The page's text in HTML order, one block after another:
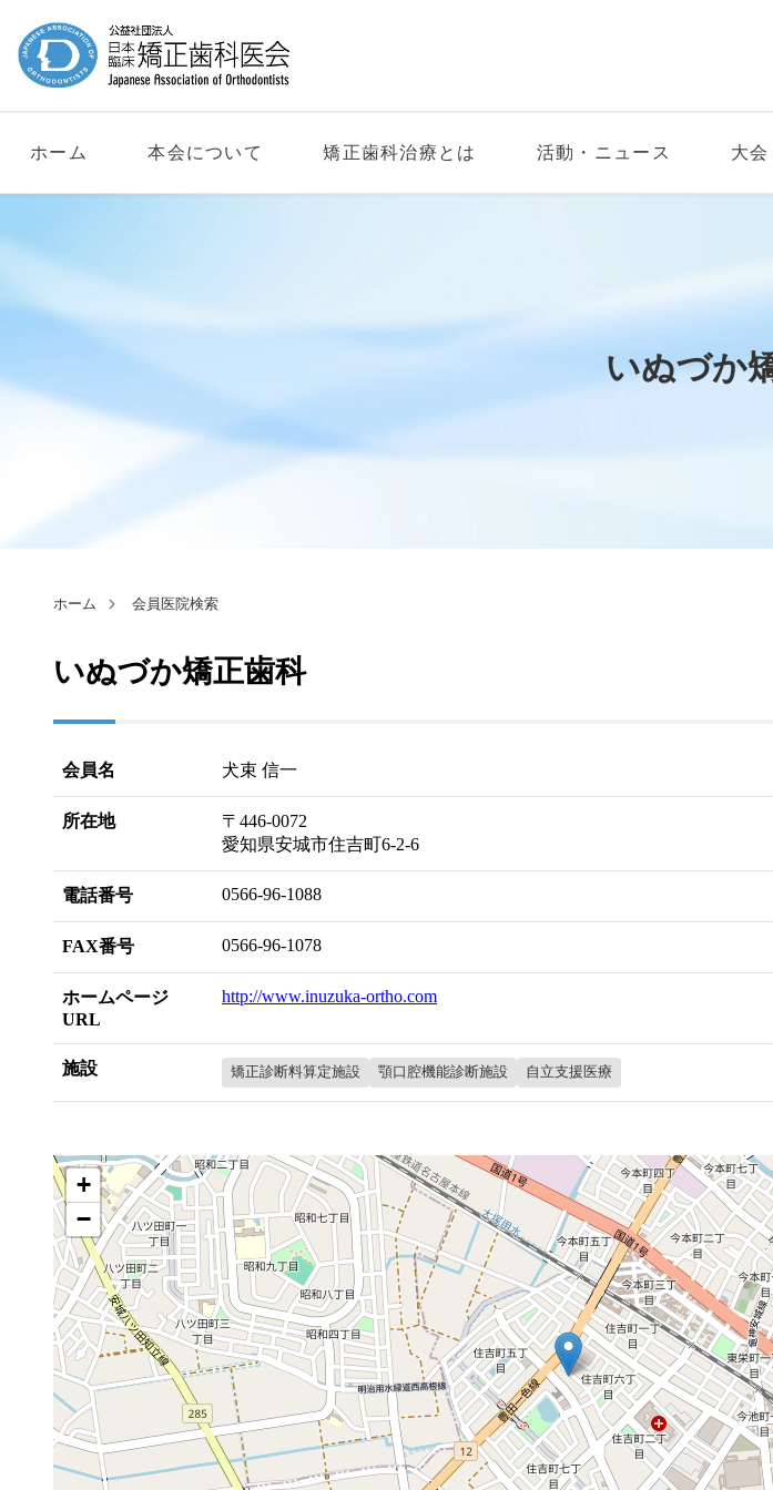
ホーム 本会について 矯正歯科治療とは 活動・ニュース 大会
いぬづか
ホーム 会員医院検索
いぬづか矯正歯科
会員名 犬束 信一
所在地
〒446-0072
愛知県安城市住吉町6-2-6
電話番号 0566-96-1088
FAX番号 0566-96-1078
ホームページ
URL
http://www.inuzuka-ortho.com
施設 矯正診断料算定施設 顎口腔機能診断施設 自立支援医療
+
−